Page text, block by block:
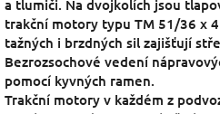
a tlumiči. Na dvojkolích jsou
trakční motory typu TM 51/36 x
tažných i brzdných sil zajišťují
Bezrozsochové vedení
pomocí kyvných ramen.
Trakční motory v každém z